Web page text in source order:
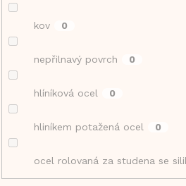
kov 0
nepřilnavý povrch 0
hlíníková ocel 0
hliníkem potažená ocel 0
ocel rolovaná za studena se